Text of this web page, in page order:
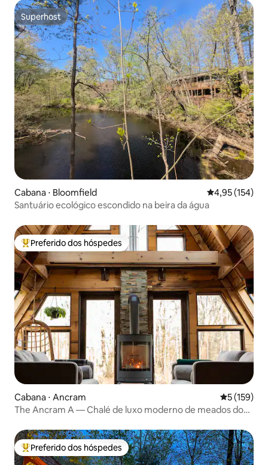
Superhost
Superhost
Cabana ⋅ Bloomfield 4,95 de uma
4,95 (154)
Santuário ecológico escondido na beira da água
Entre os melhores preferidos dos hóspedes
Preferido dos hóspedes
Cabana ⋅ Ancram 5 de uma
5 (159)
The Ancram A — Chalé de luxo moderno de meados do
Entre os melhores preferidos dos hóspedes
Preferido dos hóspedes